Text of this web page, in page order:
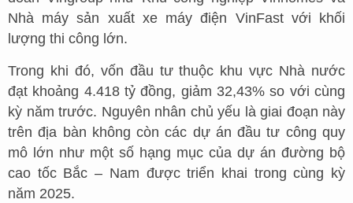
Nhà máy sản xuất xe máy điện VinFast với khối
lượng thi công lớn.
Trong khi đó, vốn đầu tư thuộc khu vực Nhà nước
đạt khoảng 4.418 tỷ đồng, giảm 32,43% so với cùng
kỳ năm trước. Nguyên nhân chủ yếu là giai đoạn này
trên địa bàn không còn các dự án đầu tư công quy
mô lớn như một số hạng mục của dự án đường bộ
cao tốc Bắc – Nam được triển khai trong cùng kỳ
năm 2025.